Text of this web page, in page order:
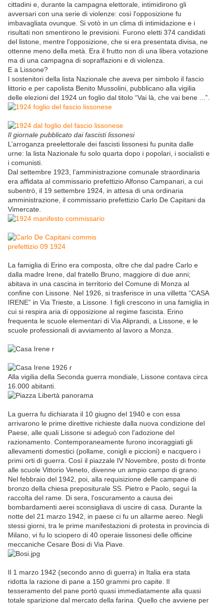
cittadini e, durante la campagna elettorale, intimidirono gli
avversari con una serie di violenze: così l'opposizione fu
imbavagliata ovunque. Si votò in un clima di intimidazione e i
risultati non smentirono le previsioni. Furono eletti 374 candidati
del listone, mentre l'opposizione, che si era presentata divisa, ne
ottenne meno della metà. Era il frutto non di una libera votazione
ma di una campagna di sopraffazioni e di violenza.
E a Lissone?
I sostenitori della lista Nazionale che aveva per simbolo il fascio
littorio e per capolista Benito Mussolini, pubblicano alla vigilia
delle elezioni del 1924 un foglio dal titolo “Vai là, che vai bene ...”.
Il giornale pubblicato dai fascisti lissonesi
L’arroganza preelettorale dei fascisti lissonesi fu punita dalle
urne: la lista Nazionale fu solo quarta dopo i popolari, i socialisti e
i comunisti.
Dal settembre 1923, l’amministrazione comunale straordinaria
era affidata al commissario prefettizio Alfonso Campanari, a cui
subentrò, il 19 settembre 1924, in attesa di una ordinaria
amministrazione, il commissario prefettizio Carlo De Capitani da
Vimercate.
La famiglia di Erino era composta, oltre che dal padre Carlo e
dalla madre Irene, dal fratello Bruno, maggiore di due anni;
abitava in una cascina in territorio del Comune di Monza al
confine con Lissone. Nel 1926, si trasferisce in una villetta “CASA
IRENE” in Via Trieste, a Lissone. I figli crescono in una famiglia in
cui si respira aria di opposizione al regime fascista. Erino
frequenta le scuole elementari di Via Aliprandi, a Lissone, e le
scuole professionali di avviamento al lavoro a Monza.
Alla vigilia della Seconda guerra mondiale, Lissone contava circa
16.000 abitanti.
La guerra fu dichiarata il 10 giugno del 1940 e con essa
arrivarono le prime direttive richieste dalla nuova condizione del
Paese, alle quali Lissone si adeguò con l'adozione del
razionamento. Contemporaneamente furono incoraggiati gli
allevamenti domestici (pollame, conigli e piccioni) e nacquero i
primi orti di guerra. Così il piazzale IV Novembre, posto di fronte
alle scuole Vittorio Veneto, divenne un ampio campo di grano.
Nel febbraio del 1942, poi, alla requisizione delle campane di
bronzo della chiesa prepositurale SS. Pietro e Paolo, seguì la
raccolta del rame. Di sera, l'oscuramento a causa dei
bombardamenti aerei sconsigliava di uscire di casa. Durante la
notte del 21 marzo 1942, in paese ci fu un allarme aereo. Negli
stessi giorni, tra le prime manifestazioni di protesta in provincia di
Milano, vi fu lo sciopero di 40 operaie lissonesi delle officine
meccaniche Cesare Bosi di Via Piave.
Il 1 marzo 1942 (secondo anno di guerra) in Italia era stata
ridotta la razione di pane a 150 grammi pro capite. Il
tesseramento del pane portò quasi immediatamente alla quasi
totale sparizione dal mercato della farina. Quello che avviene per